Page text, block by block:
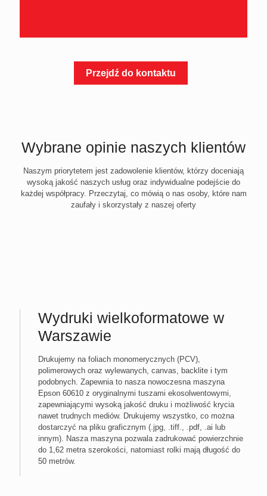
Przejdź do kontaktu
Wybrane opinie naszych klientów
Naszym priorytetem jest zadowolenie klientów, którzy doceniają
wysoką jakość naszych usług oraz indywidualne podejście do
każdej współpracy. Przeczytaj, co mówią o nas osoby, które nam
zaufały i skorzystały z naszej oferty
Wydruki wielkoformatowe w
Warszawie
Drukujemy na foliach monomerycznych (PCV),
polimerowych oraz wylewanych, canvas, backlite i tym
podobnych. Zapewnia to nasza nowoczesna maszyna
Epson 60610 z oryginalnymi tuszami ekosolwentowymi,
zapewniającymi wysoką jakość druku i możliwość krycia
nawet trudnych mediów. Drukujemy wszystko, co można
dostarczyć na pliku graficznym (.jpg, .tiff., .pdf, .ai lub
innym). Nasza maszyna pozwala zadrukować powierzchnie
do 1,62 metra szerokości, natomiast rolki mają długość do
50 metrów.